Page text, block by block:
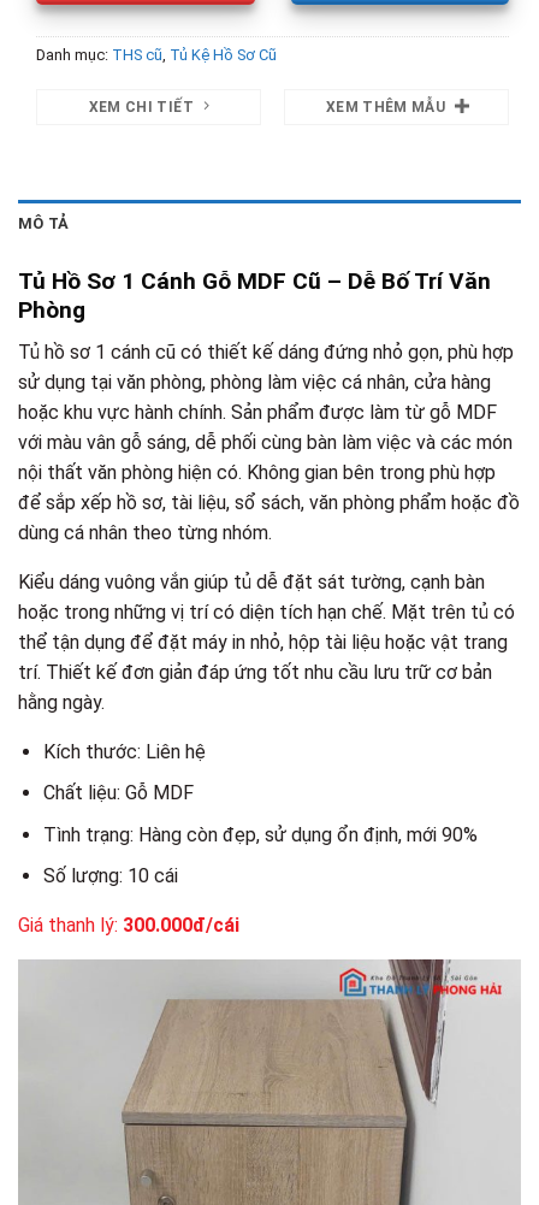
Danh mục: THS cũ, Tủ Kệ Hồ Sơ Cũ
XEM CHI TIẾT XEM THÊM MẪU
MÔ TẢ
Tủ Hồ Sơ 1 Cánh Gỗ MDF Cũ – Dễ Bố Trí Văn
Phòng
Tủ hồ sơ 1 cánh cũ có thiết kế dáng đứng nhỏ gọn, phù hợp
sử dụng tại văn phòng, phòng làm việc cá nhân, cửa hàng
hoặc khu vực hành chính. Sản phẩm được làm từ gỗ MDF
với màu vân gỗ sáng, dễ phối cùng bàn làm việc và các món
nội thất văn phòng hiện có. Không gian bên trong phù hợp
để sắp xếp hồ sơ, tài liệu, sổ sách, văn phòng phẩm hoặc đồ
dùng cá nhân theo từng nhóm.
Kiểu dáng vuông vắn giúp tủ dễ đặt sát tường, cạnh bàn
hoặc trong những vị trí có diện tích hạn chế. Mặt trên tủ có
thể tận dụng để đặt máy in nhỏ, hộp tài liệu hoặc vật trang
trí. Thiết kế đơn giản đáp ứng tốt nhu cầu lưu trữ cơ bản
hằng ngày.
Kích thước: Liên hệ
Chất liệu: Gỗ MDF
Tình trạng: Hàng còn đẹp, sử dụng ổn định, mới 90%
Số lượng: 10 cái
Giá thanh lý: 300.000đ/cái